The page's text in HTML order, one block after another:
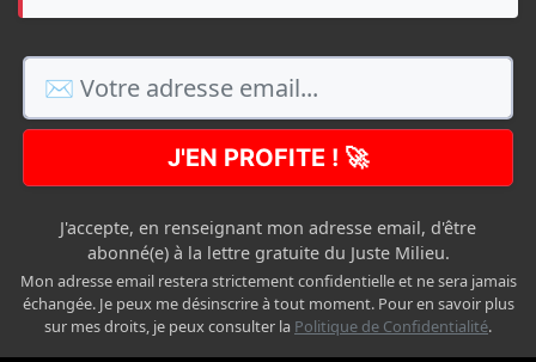
J'EN PROFITE ! 🚀
J'accepte, en renseignant mon adresse email, d'être
abonné(e) à la lettre gratuite du Juste Milieu.
Mon adresse email restera strictement confidentielle et ne sera jamais
échangée. Je peux me désinscrire à tout moment. Pour en savoir plus
sur mes droits, je peux consulter la Politique de Confidentialité.